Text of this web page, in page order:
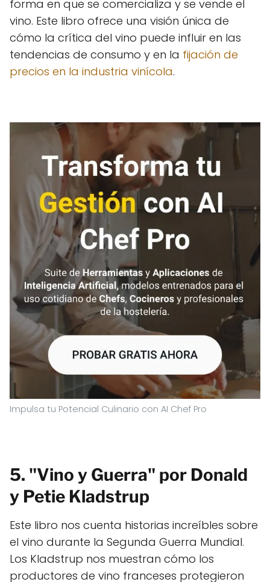
forma en que se comercializa y se vende el
vino. Este libro ofrece una visión única de
cómo la crítica del vino puede influir en las
tendencias de consumo y en la fijación de
precios en la industria vinícola.
Impulsa tu Potencial Culinario con AI Chef Pro
5. "Vino y Guerra" por Donald
y Petie Kladstrup
Este libro nos cuenta historias increíbles sobre
el vino durante la Segunda Guerra Mundial.
Los Kladstrup nos muestran cómo los
productores de vino franceses protegieron